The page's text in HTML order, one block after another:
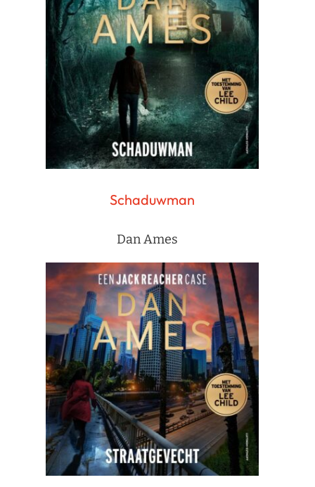
Schaduwman
Dan Ames